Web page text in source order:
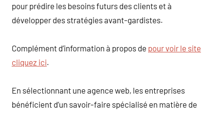
pour prédire les besoins futurs des clients et à
développer des stratégies avant-gardistes.
Complément d’information à propos de pour voir le site
cliquez ici.
En sélectionnant une agence web, les entreprises
bénéficient d’un savoir-faire spécialisé en matière de